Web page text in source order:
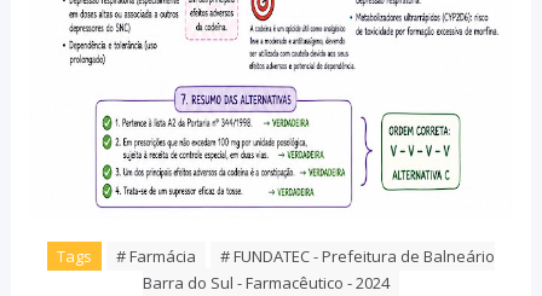
Tags # Farmácia
# FUNDATEC - Prefeitura de Balneário
Barra do Sul - Farmacêutico - 2024